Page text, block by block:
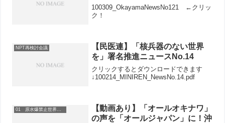
100309_OkayamaNewsNo121 ←クリッ
ク！
NPT再検討会議
【民医連】「核兵器のない世界
を」署名推進ニュースNo.14
クリックするとダウンロードできます
↓100214_MINIREN_NewsNo.14.pdf
01 原水爆禁止世界大会
【動画あり】「オールオキナワ」
の声を「オールジャパン」に！沖